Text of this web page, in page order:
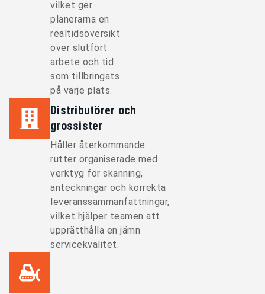
vilket ger
planerarna en
realtidsöversikt
över slutfört
arbete och tid
som tillbringats
på varje plats.
Distributörer och
grossister
Håller återkommande
rutter organiserade med
verktyg för skanning,
anteckningar och korrekta
leveranssammanfattningar,
vilket hjälper teamen att
upprätthålla en jämn
servicekvalitet.